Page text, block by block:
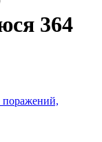
364